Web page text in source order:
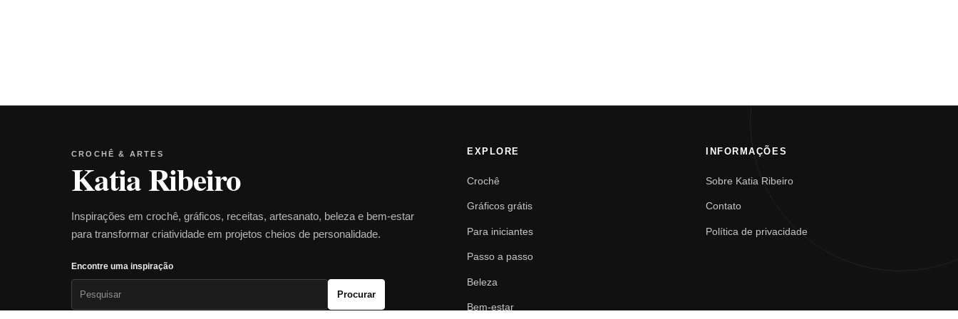
CROCHÊ & ARTES
Katia Ribeiro
Inspirações em crochê, gráficos, receitas, artesanato, beleza e bem-estar
para transformar criatividade em projetos cheios de personalidade.
Encontre uma inspiração
Procurar
EXPLORE
Crochê
Gráficos grátis
Para iniciantes
Passo a passo
Beleza
Bem-estar
INFORMAÇÕES
Sobre Katia Ribeiro
Contato
Política de privacidade